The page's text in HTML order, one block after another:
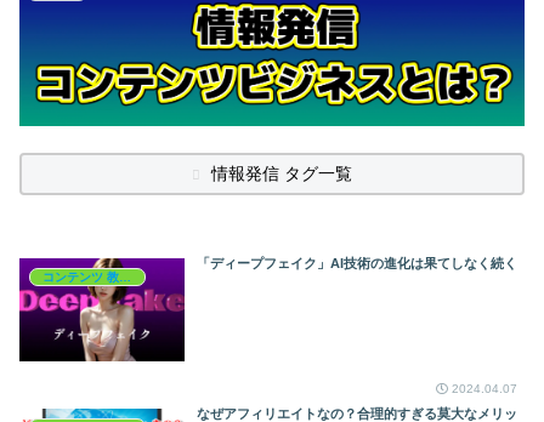
情報発信 タグ一覧
コンテンツ 教材と資料
「ディープフェイク」AI技術の進化は果てしなく続く
2024.04.07
なぜアフィリエイトなの？合理的すぎる莫大なメリッ